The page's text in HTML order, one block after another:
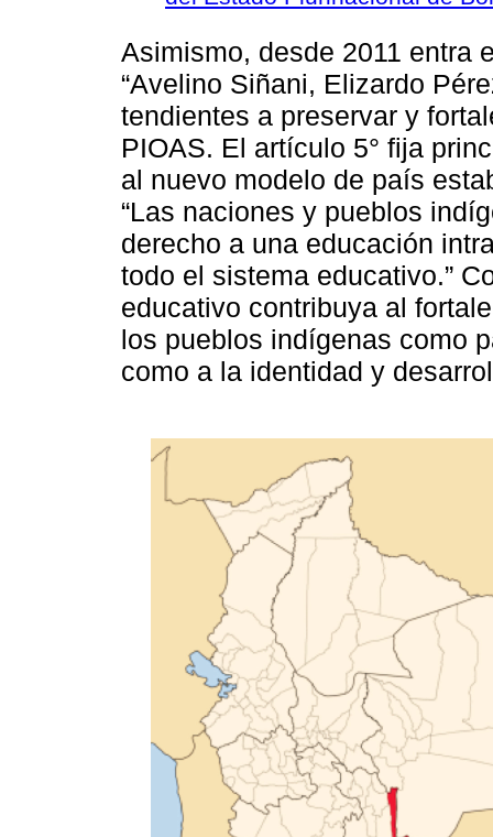
Asimismo, desde 2011 entra
“Avelino Siñani, Elizardo
tendientes a preservar y
PIOAS. El artículo 5° fija
al nuevo modelo de país
“Las naciones y pueblos
derecho a una educación
todo el sistema educativo.”
educativo contribuya al
los pueblos indígenas como
como a la identidad y